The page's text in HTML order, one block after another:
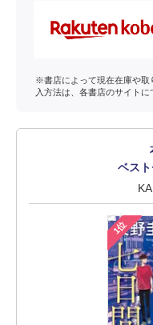
※書店によって現在在庫や取
入方法は、各書店のサイトに
ベス
1位